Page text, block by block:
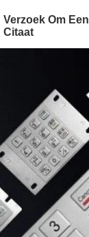
Verzoek Om Een
Citaat